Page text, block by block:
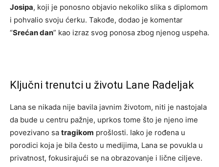
Josipa, koji je ponosno objavio nekoliko slika s diplomom
i pohvalio svoju ćerku. Takođe, dodao je komentar
“Srećan dan” kao izraz svog ponosa zbog njenog uspeha.
Ključni trenutci u životu Lane Radeljak
Lana se nikada nije bavila javnim životom, niti je nastojala
da bude u centru pažnje, uprkos tome što je njeno ime
povezivano sa tragikom prošlosti. Iako je rođena u
porodici koja je bila često u medijima, Lana se povukla u
privatnost, fokusirajući se na obrazovanje i lične ciljeve.